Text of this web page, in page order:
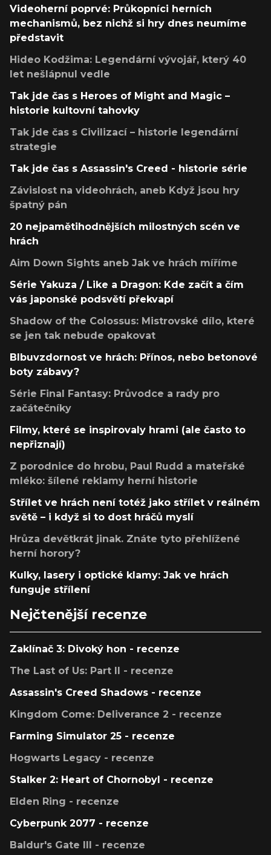
Videoherní poprvé: Průkopníci herních
mechanismů, bez nichž si hry dnes neumíme
představit
Hideo Kodžima: Legendární vývojář, který 40
let nešlápnul vedle
Tak jde čas s Heroes of Might and Magic –
historie kultovní tahovky
Tak jde čas s Civilizací – historie legendární
strategie
Tak jde čas s Assassin's Creed - historie série
Závislost na videohrách, aneb Když jsou hry
špatný pán
20 nejpamětihodnějších milostných scén ve
hrách
Aim Down Sights aneb Jak ve hrách míříme
Série Yakuza / Like a Dragon: Kde začít a čím
vás japonské podsvětí překvapí
Shadow of the Colossus: Mistrovské dílo, které
se jen tak nebude opakovat
Blbuvzdornost ve hrách: Přínos, nebo betonové
boty zábavy?
Série Final Fantasy: Průvodce a rady pro
začátečníky
Filmy, které se inspirovaly hrami (ale často to
nepřiznají)
Z porodnice do hrobu, Paul Rudd a mateřské
mléko: šílené reklamy herní historie
Střílet ve hrách není totéž jako střílet v reálném
světě – i když si to dost hráčů myslí
Hrůza devětkrát jinak. Znáte tyto přehlížené
herní horory?
Kulky, lasery i optické klamy: Jak ve hrách
funguje střílení
Nejčtenější recenze
Zaklínač 3: Divoký hon - recenze
The Last of Us: Part II - recenze
Assassin's Creed Shadows - recenze
Kingdom Come: Deliverance 2 - recenze
Farming Simulator 25 - recenze
Hogwarts Legacy - recenze
Stalker 2: Heart of Chornobyl - recenze
Elden Ring - recenze
Cyberpunk 2077 - recenze
Baldur's Gate III - recenze